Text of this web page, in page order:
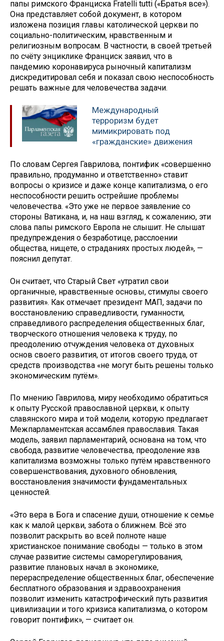
папы римского Франциска Fratelli tutti («Братья все»).
Она представляет собой документ, в котором
изложена позиция главы католической церкви по
социально-политическим, нравственным и
религиозным вопросам. В частности, в своей третьей
по счёту энциклике Франциск заявил, что в
пандемию коронавируса рыночный капитализм
дискредитировал себя и показал свою неспособность
решать важные для человечества задачи.
Международный
терроризм будет
мимикрировать под
«гражданские» движения
По словам Сергея Гаврилова, понтифик «совершенно
правильно, продуманно и ответственно» ставит
вопросы о кризисе и даже конце капитализма, о его
неспособности решить острейшие проблемы
человечества. «Это уже не первое заявление со
стороны Ватикана, и, на наш взгляд, к сожалению, эти
слова папы римского Европа не слышит. Не слышат
предупреждения о безработице, расслоении
общества, нищете, о страданиях простых людей», —
пояснил депутат.
Он считает, что Старый Свет «утратил свои
органичные, нравственные основы, стимулы своего
развития». Как отмечает президент МАП, задачи по
восстановлению справедливости, гуманности,
справедливого распределения общественных благ,
творческого отношения человека к труду, по
преодолению отчуждения человека от духовных
основ своего развития, от итогов своего труда, от
средств производства «не могут быть решены только
экономическим путём».
По мнению Гаврилова, миру необходимо обратиться
к опыту Русской православной церкви, к опыту
славянского мира и той модели, которую предлагает
Межпарламентская ассамблея православия. Такая
модель, заявил парламентарий, основана на том, что
свобода, развитие человечества, преодоление язв
капитализма возможны только путём нравственного
совершенствования, духовного обновления,
восстановления значимости фундаментальных
ценностей.
«Это вера в Бога и спасение души, отношение к семье
как к малой церкви, забота о ближнем. Всё это
позволит раскрыть во всей полноте наше
христианское понимание свободы — только в этом
случае развитие системы саморегулирования,
развитие плановых начал в экономике,
перераспределение общественных благ, обеспечение
бесплатного образования и здравоохранения
позволит изменить катастрофический путь развития
цивилизации и того кризиса капитализма, о котором
говорит понтифик», — считает он.